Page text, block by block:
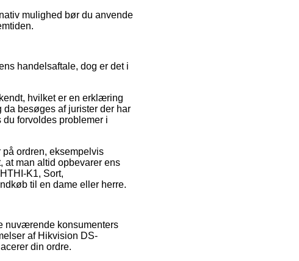
mulighed bør du anvende
handelsaftale, dog er det i
hvilket er en erklæring
da besøges af jurister der har
forvoldes problemer i
ordren, eksempelvis
at man altid opbevarer ens
K1, Sort,
til en dame eller herre.
nuværende konsumenters
af Hikvision DS-
din ordre.